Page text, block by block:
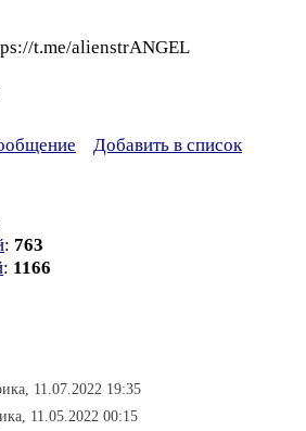
t.me/alienstrANGEL
Добавить в список
: 763
: 1166
11.07.2022 19:35
11.05.2022 00:15